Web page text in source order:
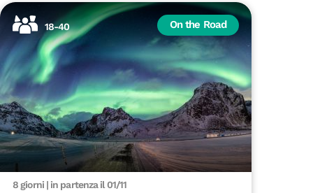
18-40 On the Road
8 giorni | in partenza il 01/11